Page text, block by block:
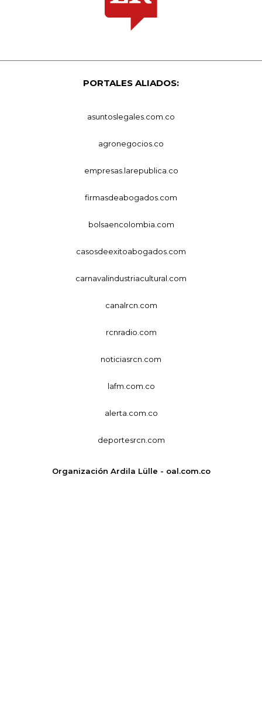
PORTALES ALIADOS:
asuntoslegales.com.co
agronegocios.co
empresas.larepublica.co
firmasdeabogados.com
bolsaencolombia.com
casosdeexitoabogados.com
carnavalindustriacultural.com
canalrcn.com
rcnradio.com
noticiasrcn.com
lafm.com.co
alerta.com.co
deportesrcn.com
Organización Ardila Lülle - oal.com.co